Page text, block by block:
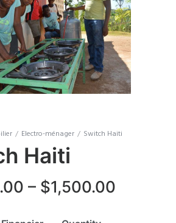
/ Electro-ménager / Switch Haiti
Haiti
– $1,500.00